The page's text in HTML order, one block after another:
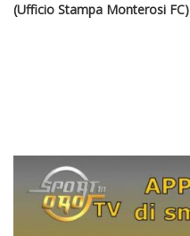
(Ufficio Stampa Monterosi FC)